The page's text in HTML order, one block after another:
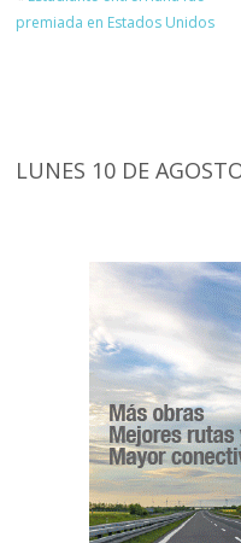
premiada en Estados Unidos
LUNES 10 DE